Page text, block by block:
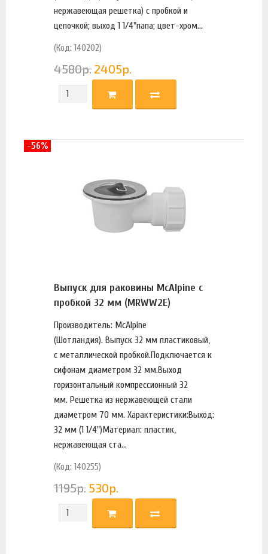
нержавеющая решетка) с пробкой и
цепочкой; выход 1 1/4"папа; цвет-хром...
(Код: 140202)
4580р. 2405р.
Выпуск для раковины McAlpine с
пробкой 32 мм (MRWW2E)
Производитель: McAlpine
(Шотландия). Выпуск 32 мм пластиковый,
с металлической пробкой.Подключается к
сифонам диаметром 32 мм.Выход
горизонтальный компрессионный 32
мм. Решетка из нержавеющей стали
диаметром 70 мм. Характеристики:Выход:
32 мм (1 1/4")Материал: пластик,
нержавеющая ста...
(Код: 140255)
1195р. 530р.
-56%